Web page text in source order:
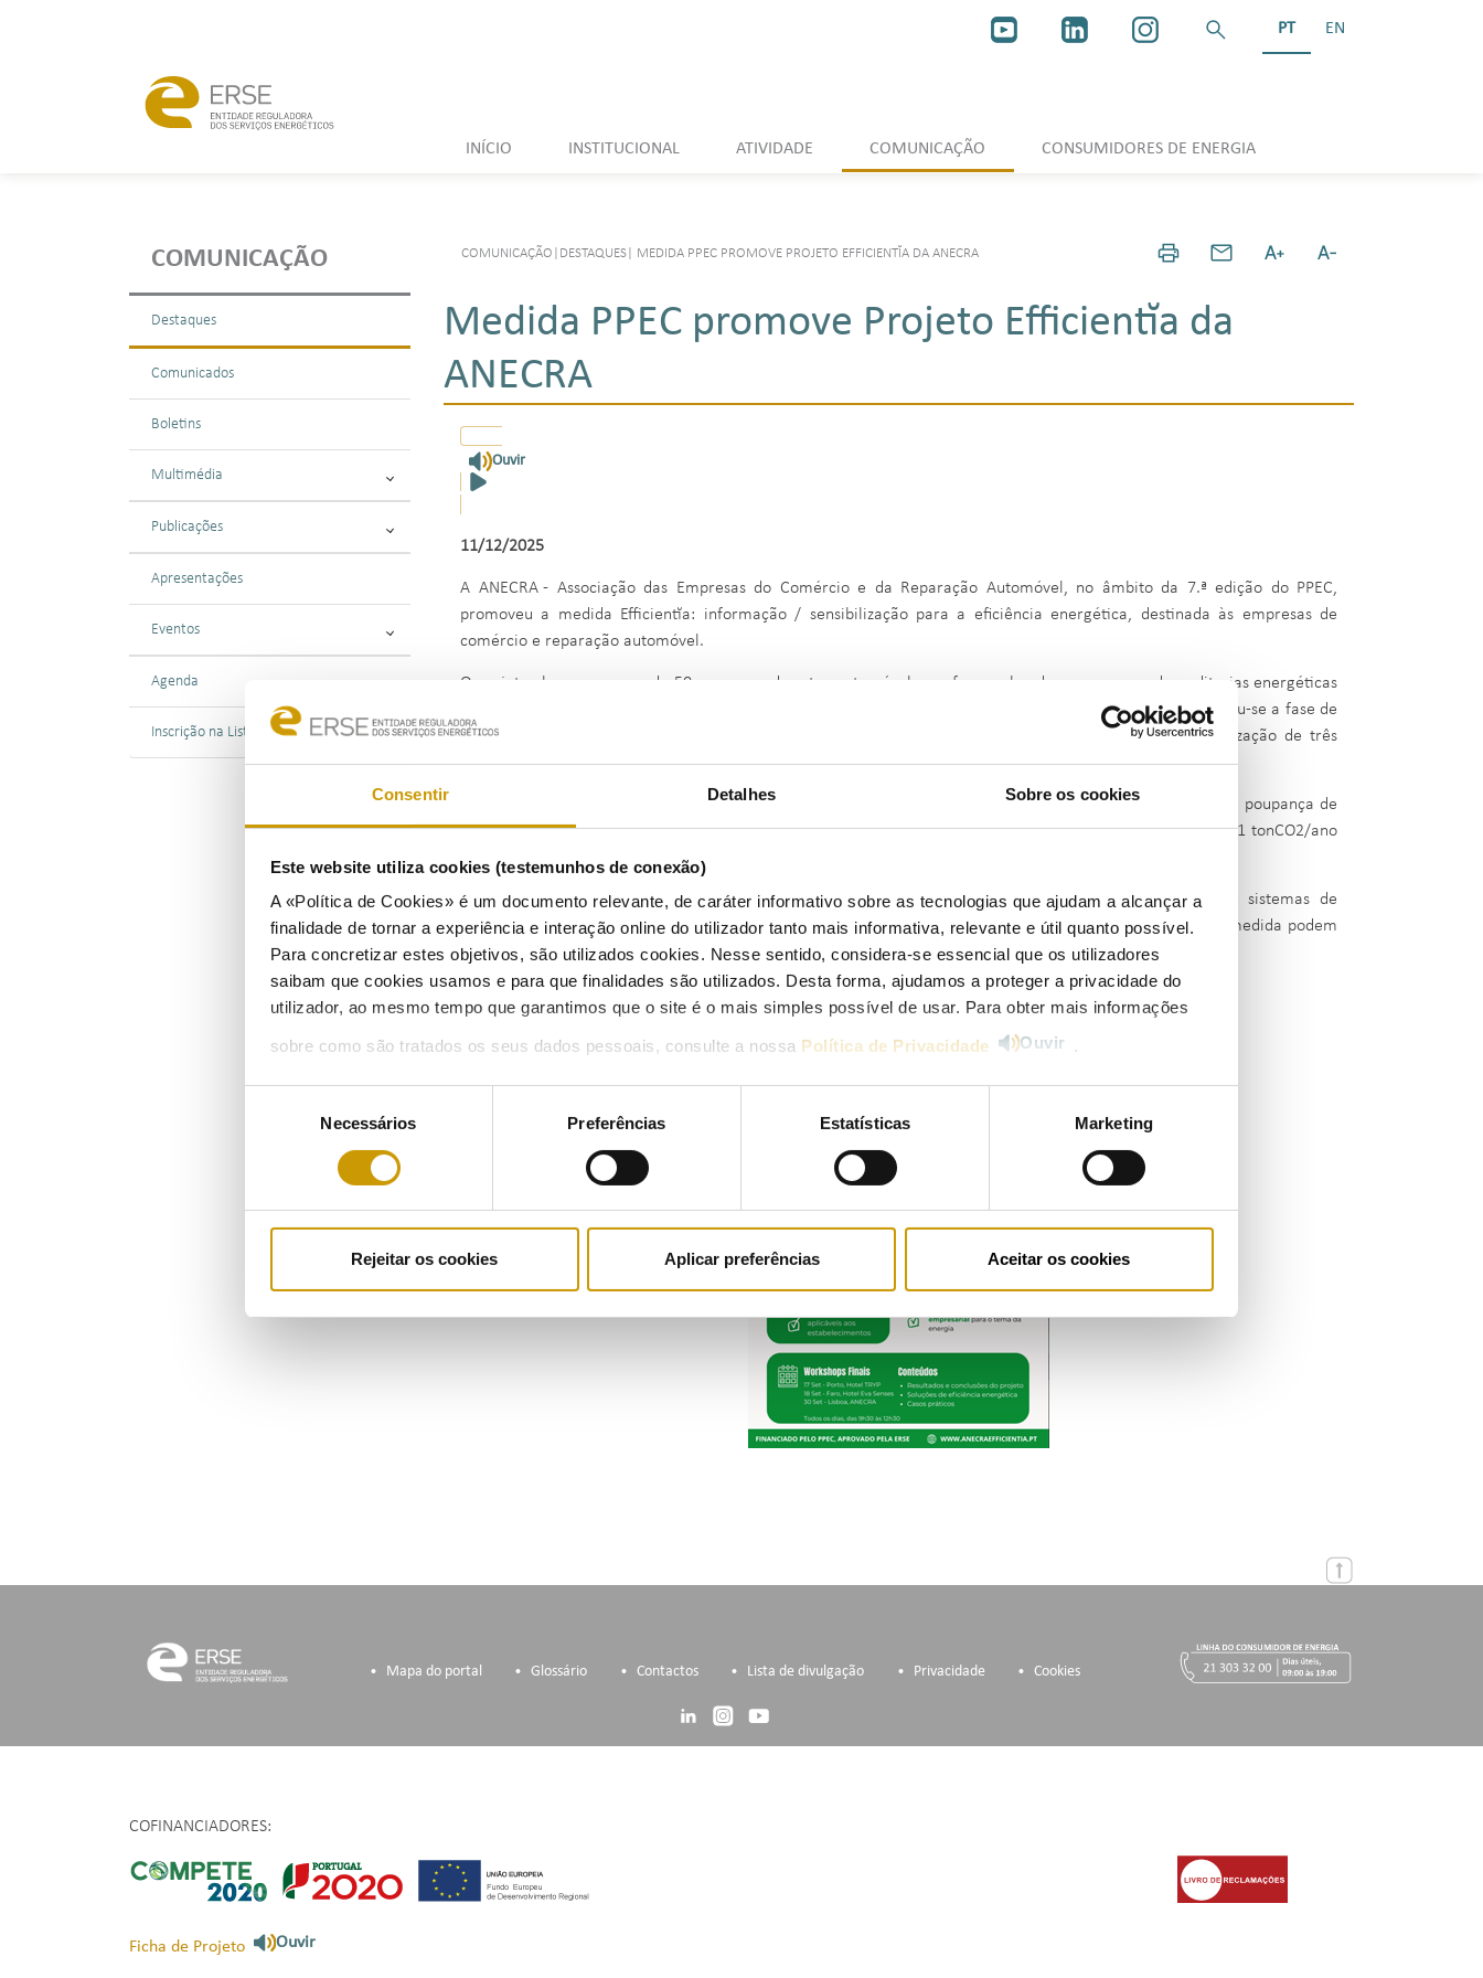
Consentir Detalhes Sobre os cookies
Este website utiliza cookies (testemunhos de conexão)
A «Política de Cookies» é um documento relevante, de caráter informativo sobre as tecnologias que ajudam a alcançar a
finalidade de tornar a experiência e interação online do utilizador tanto mais informativa, relevante e útil quanto possível.
Para concretizar estes objetivos, são utilizados cookies. Nesse sentido, considera-se essencial que os utilizadores
saibam que cookies usamos e para que finalidades são utilizados. Desta forma, ajudamos a proteger a privacidade do
utilizador, ao mesmo tempo que garantimos que o site é o mais simples possível de usar. Para obter mais informações
sobre como são tratados os seus dados pessoais, consulte a nossa Política de Privacidade Ouvir .
consentimento
Necessários Preferências Estatísticas Marketing
Rejeitar os cookies Aplicar preferências Aceitar os cookies
PT EN
INÍCIO INSTITUCIONAL ATIVIDADE COMUNICAÇÃO CONSUMIDORES DE ENERGIA
COMUNICAÇÃO
Destaques
Comunicados
Boletins
Multimédia
Publicações
Apresentações
Eventos
Agenda
Inscrição na Lista de Divulgação
COMUNICAÇÃO DESTAQUES MEDIDA PPEC PROMOVE PROJETO EFFICIENTĬA DA ANECRA
Medida PPEC promove Projeto Efficientĭa da
ANECRA
Ouvir
11/12/2025
A ANECRA - Associação das Empresas do Comércio e da Reparação Automóvel, no âmbito da 7.ª edição do PPEC,
promoveu a medida Efficientĭa: informação / sensibilização para a eficiência energética, destinada às empresas de
comércio e reparação automóvel.
O projeto abrangeu cerca de 50 empresas do setor automóvel, que foram alvo de um processo de auditorias energéticas
para conhecer os consumos de energia de cada empresa e propor medidas de redução e otimização. Seguiu-se a fase de
divulgação dos resultados obtidos, através da produção de um Manual de Eficiência Energética e realização de três
workshops realizados no Porto, Faro e Lisboa.
Em resultado das auditorias foi possível estimar que a implementação das medidas sugeridas permitiria a poupança de
21% do consumo total do conjunto de instalações auditadas, que representa cerca de 1280 MWh/ano e 461 tonCO2/ano
de emissões evitadas.
As três principais medidas consideradas foram a reconversão para iluminação LED, a renovação de sistemas de
climatização, e a instalação de sistemas fotovoltaicos para autoconsumo. As etapas e os resultados desta medida podem
ser consultados em detalhe no site do Projeto Efficientĭa.
Mapa do portal Glossário Contactos Lista de divulgação Privacidade Cookies
COFINANCIADORES:
Ficha de Projeto Ouvir